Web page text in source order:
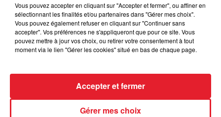
Cassie met fin à une ex-escorte
masculine dans sa bataille...
Des vitres tombent de la tour
Montparnasse : des désaccords
entre...
Vous pouvez accepter en cliquant sur "Accepter et fermer", ou affiner en
sélectionnant les finalités et/ou partenaires dans "Gérer mes choix".
Vous pouvez également refuser en cliquant sur "Continuer sans
accepter". Vos préférences ne s'appliqueront que pour ce site. Vous
pouvez mettre à jour vos choix, ou retirer votre consentement à tout
moment via le lien "Gérer les cookies" situé en bas de chaque page.
Gérer mes choix
Accepter et fermer